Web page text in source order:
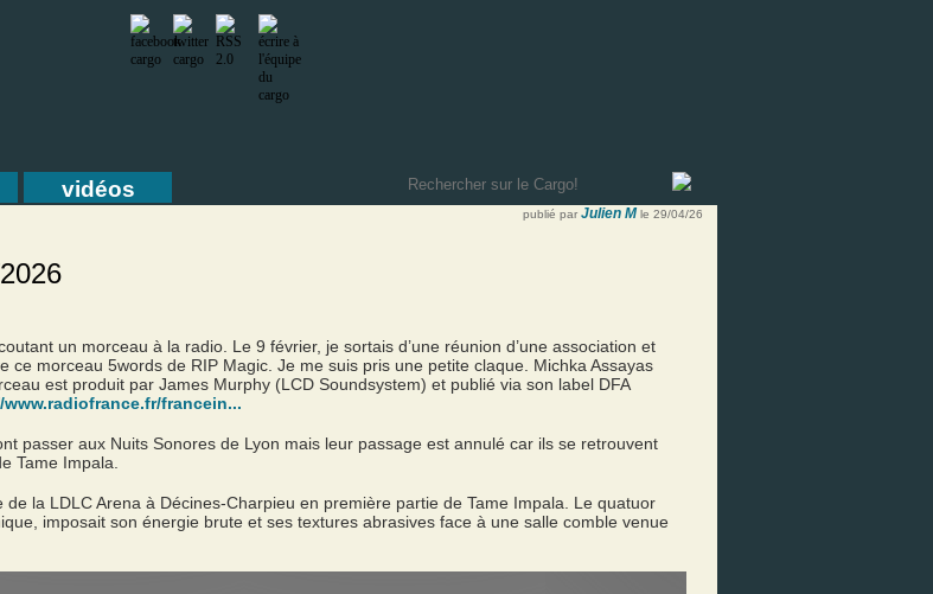
vidéos
publié par Julien M le 29/04/26
un morceau à la radio. Le 9 février, je sortais d’une réunion d’une association et
ce morceau 5words de RIP Magic. Je me suis pris une petite claque. Michka Assayas
est produit par James Murphy (LCD Soundsystem) et publié via son label DFA
francein...
passer aux Nuits Sonores de Lyon mais leur passage est annulé car ils se retrouvent
Tame Impala.
la LDLC Arena à Décines-Charpieu en première partie de Tame Impala. Le quatuor
imposait son énergie brute et ses textures abrasives face à une salle comble venue